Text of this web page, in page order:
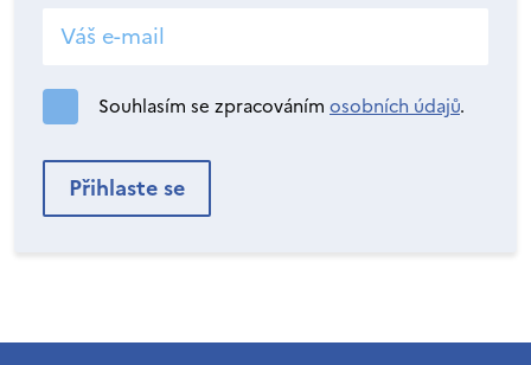
Souhlasím se zpracováním osobních údajů.